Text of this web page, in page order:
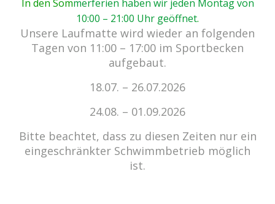
Kein Einlass bei Gewitter
zu den E-Tickets
Zurück zur Übersicht
In den Sommerferien haben wir jeden Montag von
10:00 – 21:00 Uhr geöffnet.
Unsere Laufmatte wird wieder an folgenden
Tagen von 11:00 – 17:00 im Sportbecken
aufgebaut.
18.07. – 26.07.2026
24.08. – 01.09.2026
Bitte beachtet, dass zu diesen Zeiten nur ein
eingeschränkter Schwimmbetrieb möglich
ist.